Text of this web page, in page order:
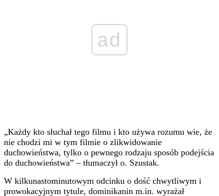
ad
„Każdy kto słuchał tego filmu i kto używa rozumu wie, że
nie chodzi mi w tym filmie o zlikwidowanie
duchowieństwa, tylko o pewnego rodzaju sposób podejścia
do duchowieństwa” – tłumaczył o. Szustak.
W kilkunastominutowym odcinku o dość chwytliwym i
prowokacyjnym tytule, dominikanin m.in. wyrażał